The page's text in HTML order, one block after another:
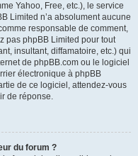
Yahoo, Free, etc.), le service
Limited n’a absolument aucune
responsable de comment,
pas phpBB Limited pour tout
insultant, diffamatoire, etc.) qui
de phpBB.com ou le logiciel
électronique à phpBB
de ce logiciel, attendez-vous
de réponse.
du forum ?